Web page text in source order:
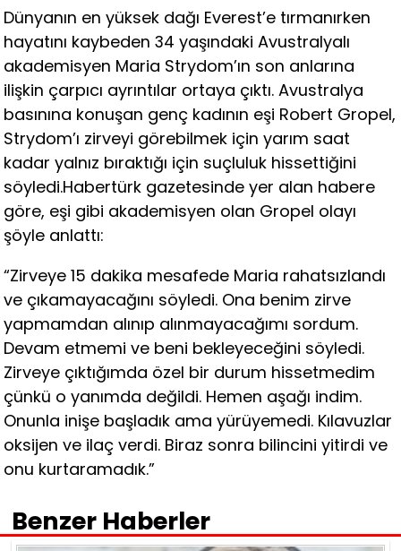
Dünyanın en yüksek dağı Everest’e tırmanırken
hayatını kaybeden 34 yaşındaki Avustralyalı
akademisyen Maria Strydom’ın son anlarına
ilişkin çarpıcı ayrıntılar ortaya çıktı. Avustralya
basınına konuşan genç kadının eşi Robert Gropel,
Strydom’ı zirveyi görebilmek için yarım saat
kadar yalnız bıraktığı için suçluluk hissettiğini
söyledi.Habertürk gazetesinde yer alan habere
göre, eşi gibi akademisyen olan Gropel olayı
şöyle anlattı:
“Zirveye 15 dakika mesafede Maria rahatsızlandı
ve çıkamayacağını söyledi. Ona benim zirve
yapmamdan alınıp alınmayacağımı sordum.
Devam etmemi ve beni bekleyeceğini söyledi.
Zirveye çıktığımda özel bir durum hissetmedim
çünkü o yanımda değildi. Hemen aşağı indim.
Onunla inişe başladık ama yürüyemedi. Kılavuzlar
oksijen ve ilaç verdi. Biraz sonra bilincini yitirdi ve
onu kurtaramadık.”
Benzer Haberler